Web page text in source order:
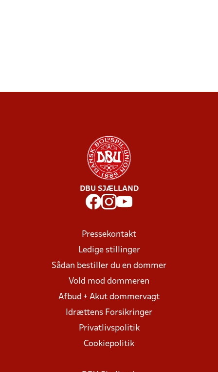
DBU SJÆLLAND
Pressekontakt
Ledige stillinger
Sådan bestiller du en dommer
Vold mod dommeren
Afbud + Akut dommervagt
Idrættens Forsikringer
Privatlivspolitik
Cookiepolitik